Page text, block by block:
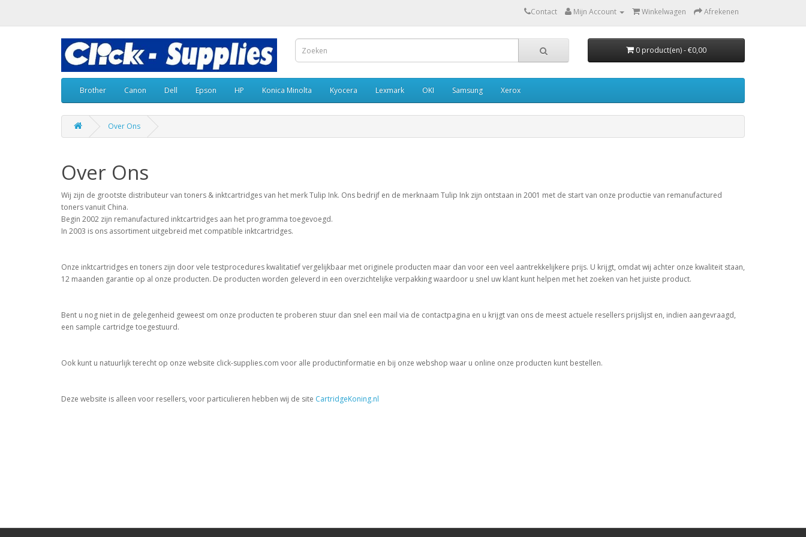
Contact Mijn Account Winkelwagen Afrekenen
0 product(en) - €0,00
Brother Canon Dell Epson HP Konica Minolta Kyocera Lexmark OKI Samsung Xerox
Over Ons
Over Ons
Wij zijn de grootste distributeur van toners & inktcartridges van het merk Tulip Ink. Ons bedrijf en de merknaam Tulip Ink zijn ontstaan in 2001 met de start van onze productie van remanufactured
toners vanuit China.
Begin 2002 zijn remanufactured inktcartridges aan het programma toegevoegd.
In 2003 is ons assortiment uitgebreid met compatible inktcartridges.
Onze inktcartridges en toners zijn door vele testprocedures kwalitatief vergelijkbaar met originele producten maar dan voor een veel aantrekkelijkere prijs. U krijgt, omdat wij achter onze kwaliteit staan,
12 maanden garantie op al onze producten. De producten worden geleverd in een overzichtelijke verpakking waardoor u snel uw klant kunt helpen met het zoeken van het juiste product.
Bent u nog niet in de gelegenheid geweest om onze producten te proberen stuur dan snel een mail via de contactpagina en u krijgt van ons de meest actuele resellers prijslijst en, indien aangevraagd,
een sample cartridge toegestuurd.
Ook kunt u natuurlijk terecht op onze website click-supplies.com voor alle productinformatie en bij onze webshop waar u online onze producten kunt bestellen.
Deze website is alleen voor resellers, voor particulieren hebben wij de site CartridgeKoning.nl